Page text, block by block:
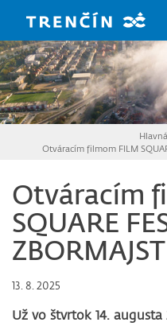
Otváracím filmom FILM
Otváracím
SQUARE
13. 8. 2025
Už vo štvrtok 14.